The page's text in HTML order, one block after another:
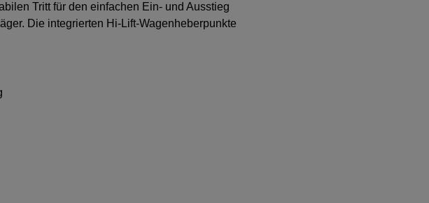
Tritt für den einfachen Ein- und Ausstieg
Die integrierten Hi-Lift-Wagenheberpunkte